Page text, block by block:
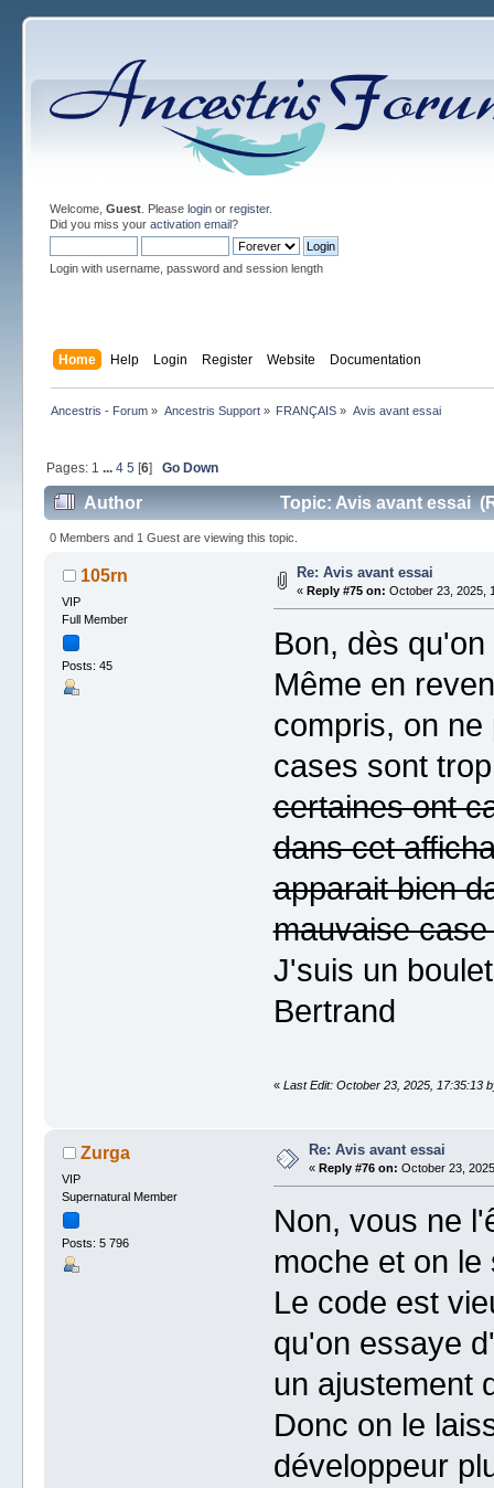
Welcome, Guest. Please loginor register.
Did you miss your activation email?
Login with username, password and session length
Home Help Login Register Website Documentation
Ancestris - Forum » Ancestris Support» FRANÇAIS » Avis avant essai
Pages: 1 ... 4 5 [6] Go Down
Author Topic: Avis avant essai
0 Members and 1 Guest are viewing this topic.
105rn
VIP
Full Member
Posts: 45
Re: Avis avant essai
« Reply #75 on: October 23, 2025,
Bon, dès
Même en
compris, on ne
cases sont
certaines ont
dans cet
apparait bien
mauvaise
J'suis un
Bertrand
« Last Edit: October 23, 2025, 17:35:13
Zurga
VIP
Supernatural Member
Posts: 5 796
Re: Avis avant essai
« Reply #76 on: October 23,
Non, vous ne
moche et on le
Le code est
qu'on essaye
un ajustement
Donc on le
développeur